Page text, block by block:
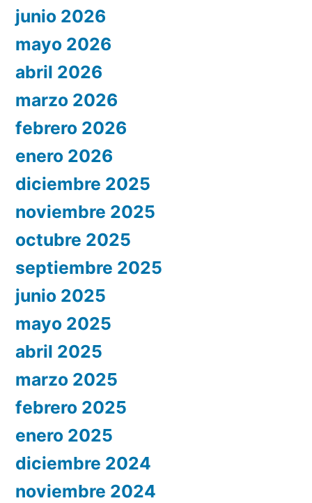
junio 2026
mayo 2026
abril 2026
marzo 2026
febrero 2026
enero 2026
diciembre 2025
noviembre 2025
octubre 2025
septiembre 2025
junio 2025
mayo 2025
abril 2025
marzo 2025
febrero 2025
enero 2025
diciembre 2024
noviembre 2024